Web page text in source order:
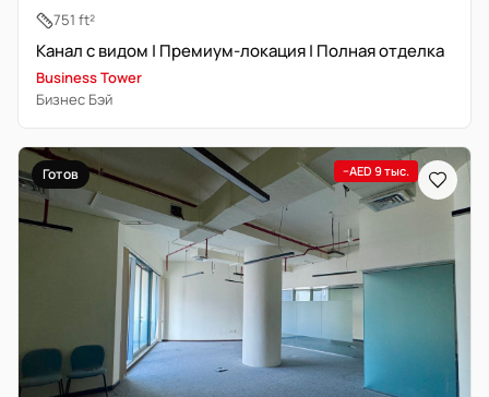
751 ft²
Канал с видом | Премиум-локация | Полная отделка
Business Tower
Бизнес Бэй
Готов −AED 9 тыс.